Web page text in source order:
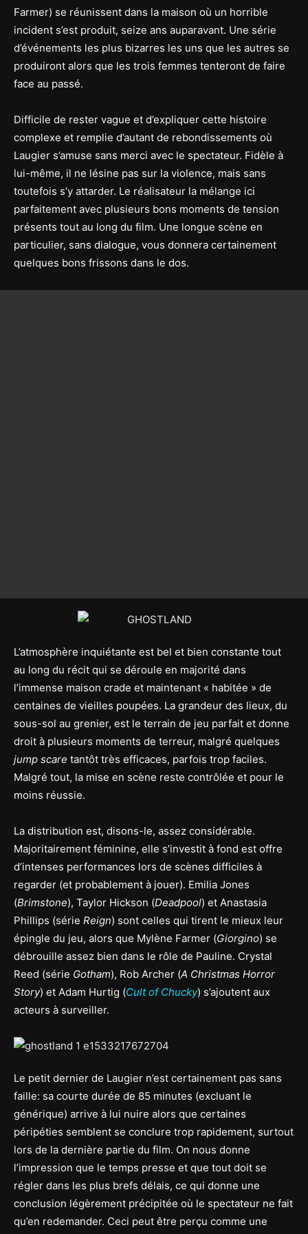
Farmer) se réunissent dans la maison où un horrible
incident s’est produit, seize ans auparavant. Une série
d’événements les plus bizarres les uns que les autres se
produiront alors que les trois femmes tenteront de faire
face au passé.
Difficile de rester vague et d’expliquer cette histoire
complexe et remplie d’autant de rebondissements où
Laugier s’amuse sans merci avec le spectateur. Fidèle à
lui-même, il ne lésine pas sur la violence, mais sans
toutefois s’y attarder. Le réalisateur la mélange ici
parfaitement avec plusieurs bons moments de tension
présents tout au long du film. Une longue scène en
particulier, sans dialogue, vous donnera certainement
quelques bons frissons dans le dos.
L’atmosphère inquiétante est bel et bien constante tout
au long du récit qui se déroule en majorité dans
l’immense maison crade et maintenant « habitée » de
centaines de vieilles poupées. La grandeur des lieux, du
sous-sol au grenier, est le terrain de jeu parfait et donne
droit à plusieurs moments de terreur, malgré quelques
jump scare tantôt très efficaces, parfois trop faciles.
Malgré tout, la mise en scène reste contrôlée et pour le
moins réussie.
La distribution est, disons-le, assez considérable.
Majoritairement féminine, elle s’investit à fond est offre
d’intenses performances lors de scènes difficiles à
regarder (et probablement à jouer). Emilia Jones
(Brimstone), Taylor Hickson (Deadpool) et Anastasia
Phillips (série Reign) sont celles qui tirent le mieux leur
épingle du jeu, alors que Mylène Farmer (Giorgino) se
débrouille assez bien dans le rôle de Pauline. Crystal
Reed (série Gotham), Rob Archer (A Christmas Horror
Story) et Adam Hurtig (Cult of Chucky) s’ajoutent aux
acteurs à surveiller.
Le petit dernier de Laugier n’est certainement pas sans
faille: sa courte durée de 85 minutes (excluant le
générique) arrive à lui nuire alors que certaines
péripéties semblent se conclure trop rapidement, surtout
lors de la dernière partie du film. On nous donne
l’impression que le temps presse et que tout doit se
régler dans les plus brefs délais, ce qui donne une
conclusion légèrement précipitée où le spectateur ne fait
qu’en redemander. Ceci peut être perçu comme une